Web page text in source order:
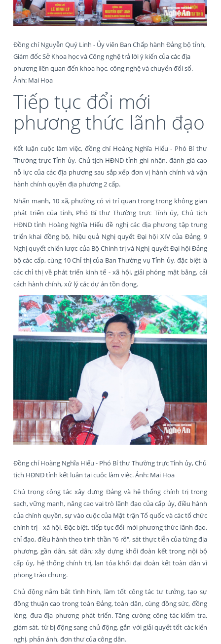
Đồng chí Nguyễn Quý Linh - Ủy viên Ban Chấp hành Đảng bộ tỉnh,
Giám đốc Sở Khoa học và Công nghệ trả lời ý kiến của các địa
phương liên quan đến khoa học, công nghệ và chuyển đổi số.
Ảnh: Mai Hoa
Tiếp tục đổi mới
phương thức lãnh đạo
Kết luận cuộc làm việc, đồng chí Hoàng Nghĩa Hiếu - Phó Bí thư
Thường trực Tỉnh ủy, Chủ tịch HĐND tỉnh ghi nhận, đánh giá cao
nỗ lực của các địa phương sau sắp xếp đơn vị hành chính và vận
hành chính quyền địa phương 2 cấp.
Nhấn mạnh, 10 xã, phường có vị trí quan trọng trong không gian
phát triển của tỉnh, Phó Bí thư Thường trực Tỉnh ủy, Chủ tịch
HĐND tỉnh Hoàng Nghĩa Hiếu đề nghị các địa phương tập trung
triển khai đồng bộ, hiệu quả Nghị quyết Đại hội XIV của Đảng, 9
Nghị quyết chiến lược của Bộ Chính trị và Nghị quyết Đại hội Đảng
bộ các cấp, cùng 10 Chỉ thị của Ban Thường vụ Tỉnh ủy, đặc biệt là
các chỉ thị về phát triển kinh tế - xã hội, giải phóng mặt bằng, cải
cách hành chính, xử lý các dự án tồn đọng.
Đồng chí Hoàng Nghĩa Hiếu - Phó Bí thư Thường trực Tỉnh ủy, Chủ
tịch HĐND tỉnh kết luận tại cuộc làm việc. Ảnh: Mai Hoa
Chú trọng công tác xây dựng Đảng và hệ thống chính trị trong
sạch, vững mạnh, nâng cao vai trò lãnh đạo của cấp ủy, điều hành
của chính quyền, sự vào cuộc của Mặt trận Tổ quốc và các tổ chức
chính trị - xã hội. Đặc biệt, tiếp tục đổi mới phương thức lãnh đạo,
chỉ đạo, điều hành theo tinh thần "6 rõ", sát thực tiễn của từng địa
phương, gần dân, sát dân; xây dựng khối đoàn kết trong nội bộ
cấp ủy, hệ thống chính trị, lan tỏa khối đại đoàn kết toàn dân vì
phong trào chung.
Chủ động nắm bắt tình hình, làm tốt công tác tư tưởng, tạo sự
đồng thuận cao trong toàn Đảng, toàn dân, cùng đồng sức, đồng
lòng, đưa địa phương phát triển. Tăng cường công tác kiểm tra,
giám sát, từ bị động sang chủ động, gắn với giải quyết tốt các kiến
nghị, phản ánh, đơn thư của công dân.